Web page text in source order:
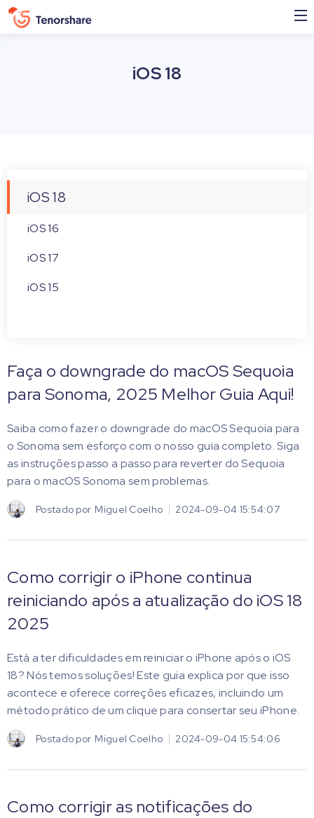
iOS 18
iOS 18
iOS 16
iOS 17
iOS 15
Faça o downgrade do macOS Sequoia
para Sonoma, 2025 Melhor Guia Aqui!
Saiba como fazer o downgrade do macOS Sequoia para
o Sonoma sem esforço com o nosso guia completo. Siga
as instruções passo a passo para reverter do Sequoia
para o macOS Sonoma sem problemas.
Postado por Miguel Coelho 2024-09-04 15:54:07
Como corrigir o iPhone continua
reiniciando após a atualização do iOS 18
2025
Está a ter dificuldades em reiniciar o iPhone após o iOS
18? Nós temos soluções! Este guia explica por que isso
acontece e oferece correções eficazes, incluindo um
método prático de um clique para consertar seu iPhone.
Postado por Miguel Coelho 2024-09-04 15:54:06
Como corrigir as notificações do